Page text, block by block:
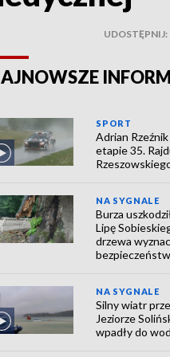
UDOSTĘPNIJ:
SPORT
Adrian
etapie 35.
NA SYGNALE
Burza
Lipę
drzewa
NA SYGNALE
Silny wiatr
Jeziorze
wpadły do